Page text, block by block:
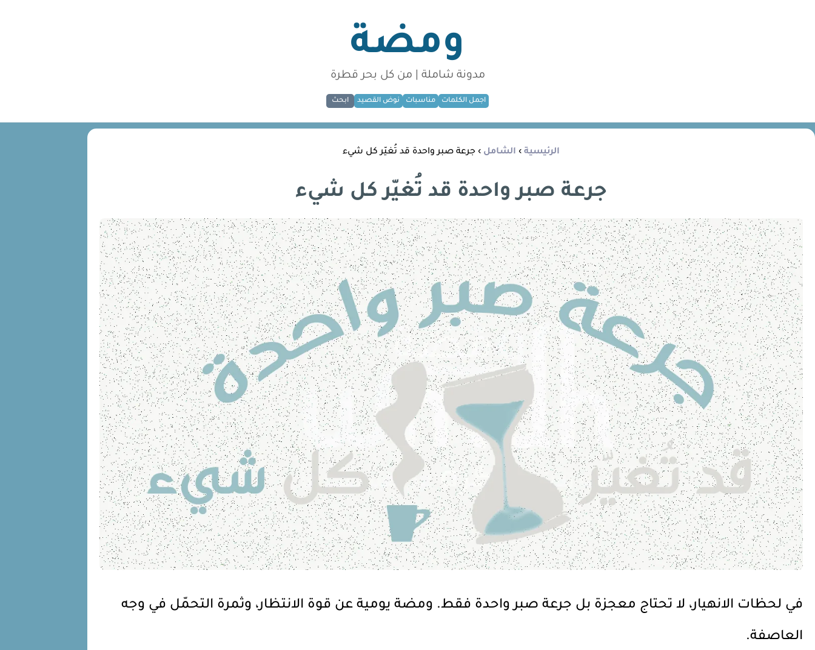
ومضة
مدونة شاملة | من كل بحر قطرة
اجمل الكلمات مناسبات نوض القصيد ابحث
الرئيسية › الشامل › جرعة صبر واحدة قد تُغيّر كل شيء
جرعة صبر واحدة قد تُغيّر كل شيء
في لحظات الانهيار، لا تحتاج معجزة بل جرعة صبر واحدة فقط. ومضة يومية عن قوة الانتظار، وثمرة التحمّل في وجه
العاصفة.